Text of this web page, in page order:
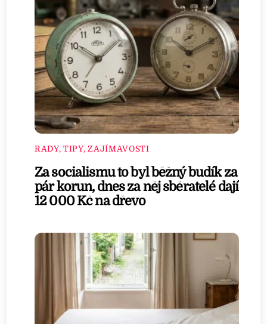
RADY, TIPY, ZAJÍMAVOSTI
Za socialismu to byl běžný budík za
pár korun, dnes za něj sběratelé dají
12 000 Kč na dřevo